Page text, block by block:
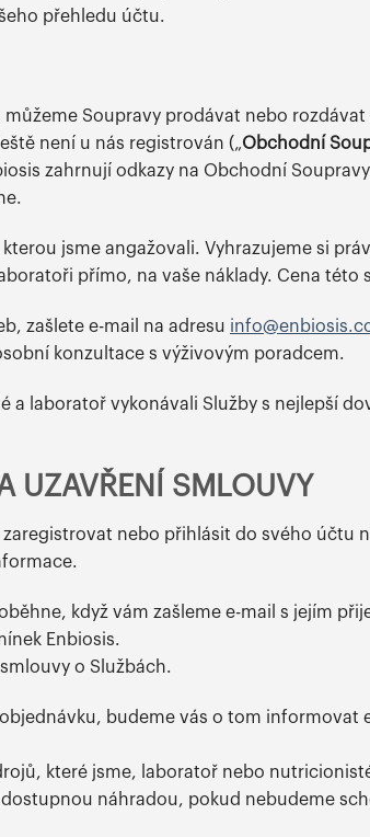
přehledu účtu.
Soupravy prodávat nebo
není u nás registrován („Obchodní
zahrnují odkazy na Obchodní
jsme angažovali. Vyhrazujeme si
přímo, na vaše náklady. Cena
zašlete e-mail na adresu
konzultace s výživovým poradcem.
a laboratoř vykonávali Služby s nejlepší
UZAVŘENÍ SMLOUVY
nebo přihlásit do svého účtu
když vám zašleme e-mail s jejím
Enbiosis.
o Službách.
budeme vás o tom informovat
které jsme, laboratoř nebo
náhradou, pokud nebudeme